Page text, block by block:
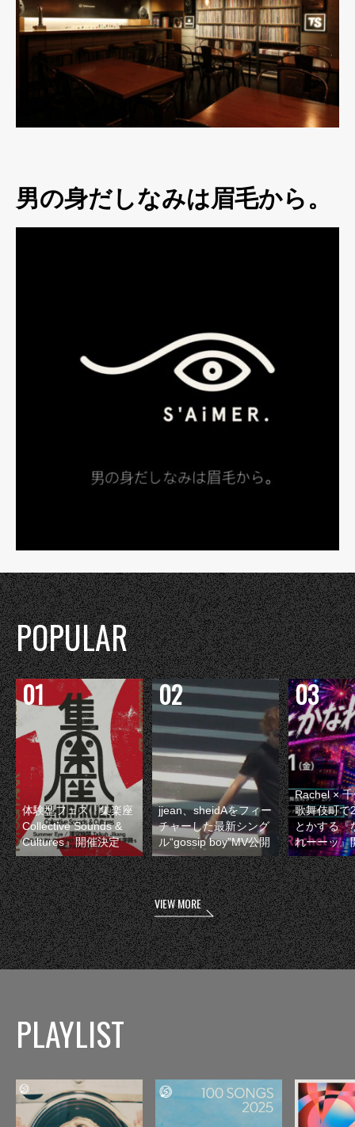
男の身だしなみは眉毛から。
POPULAR
体験型フェス『集楽座
Collective Sounds &
Cultures』開催決定
jjean、sheidAをフィー
チャーした最新シング
ル“gossip boy”MV公開
Rachel ×
歌舞伎町で
とかする『
れーーッ』
VIEW MORE
PLAYLIST